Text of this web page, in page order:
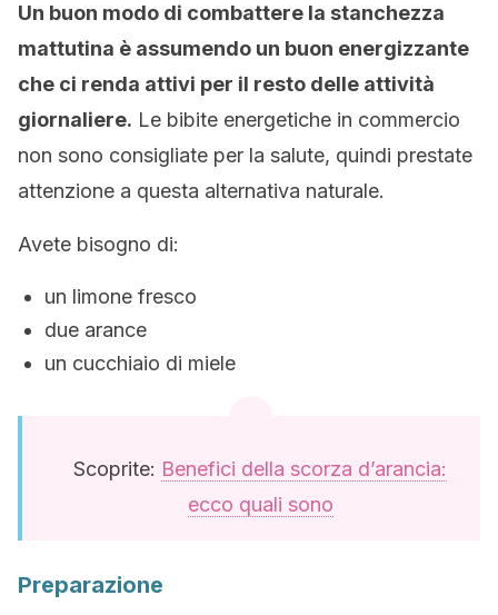
Un buon modo di combattere la stanchezza
mattutina è assumendo un buon energizzante
che ci renda attivi per il resto delle attività
giornaliere. Le bibite energetiche in commercio
non sono consigliate per la salute, quindi prestate
attenzione a questa alternativa naturale.
Avete bisogno di:
un limone fresco
due arance
un cucchiaio di miele
Scoprite: Benefici della scorza d’arancia:
ecco quali sono
Preparazione